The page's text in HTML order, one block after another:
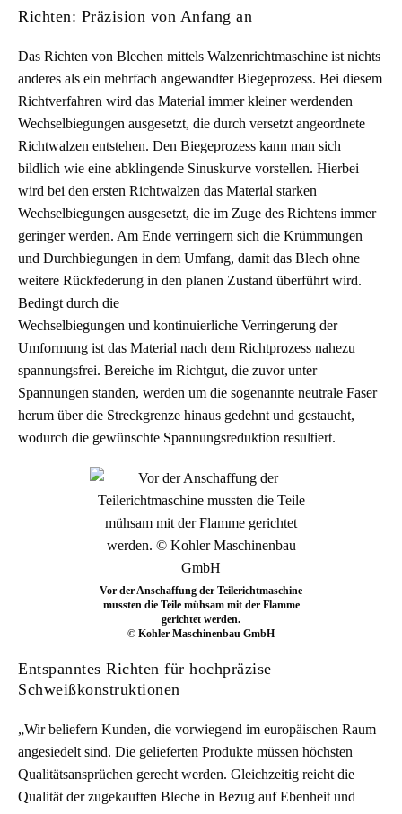
Richten: Präzision von Anfang an
Das Richten von Blechen mittels Walzenrichtmaschine ist nichts
anderes als ein mehrfach angewandter Biegeprozess. Bei diesem
Richtverfahren wird das Material immer kleiner werdenden
Wechselbiegungen ausgesetzt, die durch versetzt angeordnete
Richtwalzen entstehen. Den Biegeprozess kann man sich
bildlich wie eine abklingende Sinuskurve vorstellen. Hierbei
wird bei den ersten Richtwalzen das Material starken
Wechselbiegungen ausgesetzt, die im Zuge des Richtens immer
geringer werden. Am Ende verringern sich die Krümmungen
und Durchbiegungen in dem Umfang, damit das Blech ohne
weitere Rückfederung in den planen Zustand überführt wird.
Bedingt durch die
Wechselbiegungen und kontinuierliche Verringerung der
Umformung ist das Material nach dem Richtprozess nahezu
spannungsfrei. Bereiche im Richtgut, die zuvor unter
Spannungen standen, werden um die sogenannte neutrale Faser
herum über die Streckgrenze hinaus gedehnt und gestaucht,
wodurch die gewünschte Spannungsreduktion resultiert.
Vor der Anschaffung der Teilerichtmaschine
mussten die Teile mühsam mit der Flamme
gerichtet werden.
© Kohler Maschinenbau GmbH
Entspanntes Richten für hochpräzise
Schweißkonstruktionen
„Wir beliefern Kunden, die vorwiegend im europäischen Raum
angesiedelt sind. Die gelieferten Produkte müssen höchsten
Qualitätsansprüchen gerecht werden. Gleichzeitig reicht die
Qualität der zugekauften Bleche in Bezug auf Ebenheit und